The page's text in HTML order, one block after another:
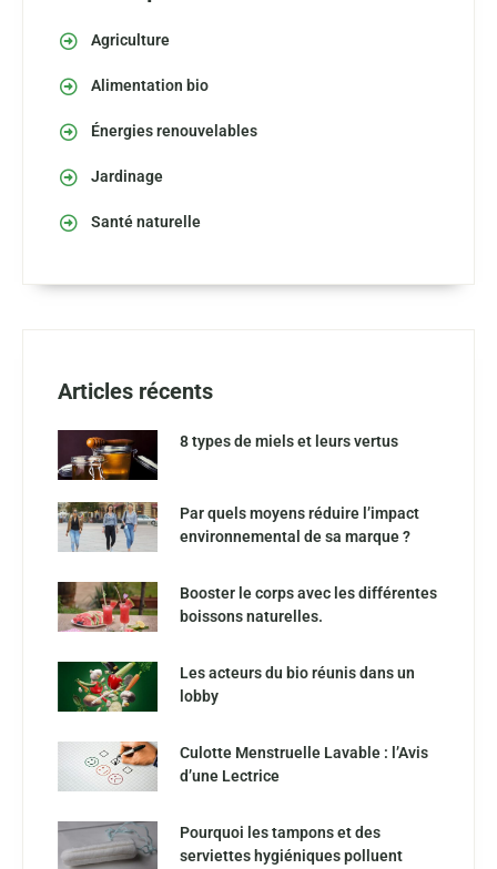
Agriculture
Alimentation bio
Énergies renouvelables
Jardinage
Santé naturelle
Articles récents
8 types de miels et leurs vertus
Par quels moyens réduire l’impact
environnemental de sa marque ?
Booster le corps avec les différentes
boissons naturelles.
Les acteurs du bio réunis dans un
lobby
Culotte Menstruelle Lavable : l’Avis
d’une Lectrice
Pourquoi les tampons et des
serviettes hygiéniques polluent